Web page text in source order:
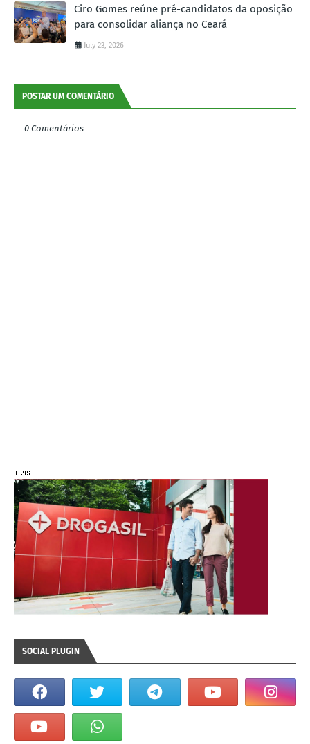
Ciro Gomes reúne pré-candidatos da oposição
para consolidar aliança no Ceará
July 23, 2026
POSTAR UM COMENTÁRIO
0 Comentários
SOCIAL PLUGIN